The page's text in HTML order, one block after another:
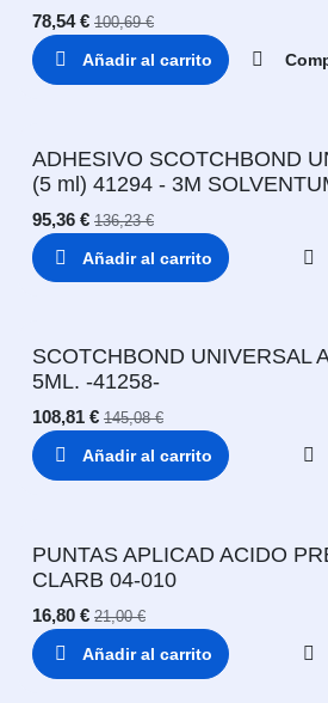
78,54€ 100,69€
Añadir al carrito
ADHESIVO SCOTCHBOND
(5 ml) 41294 - 3M
95,36 € 136,23€
Añadir al carrito
SCOTCHBOND UNIVERSAL
5ML. -41258-
108,81 € 145,08€
Añadir al carrito
PUNTAS APLICAD ACIDO
CLARB 04-010
16,80 € 21,00€
Añadir al carrito